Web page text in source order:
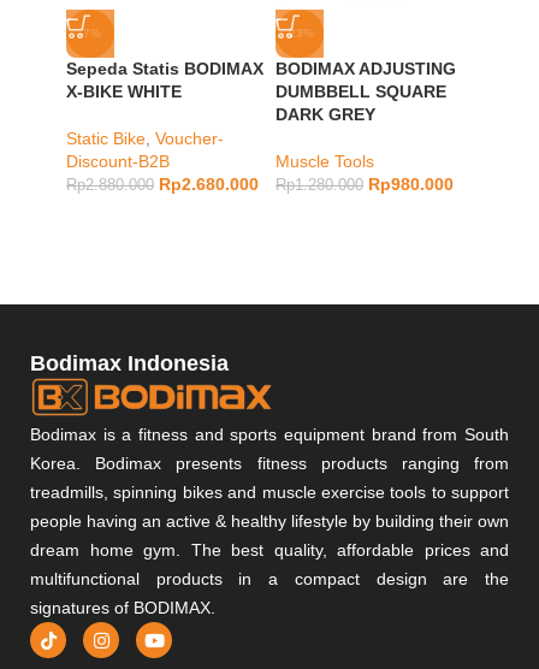
-7%
Sepeda Statis BODIMAX
X-BIKE WHITE
Static Bike Voucher-
Discount-B2B
Rp2.880.000 Rp2.680.000
-23%
BODIMAX ADJUSTING
DUMBBELL SQUARE
DARK GREY
Muscle Tools
Rp1.280.000 Rp980.000
Bodimax Indonesia
Bodimax is a fitness and sports equipment brand from South
Korea. Bodimax presents fitness products ranging from
treadmills, spinning bikes and muscle exercise tools to support
people having an active & healthy lifestyle by building their own
dream home gym. The best quality, affordable prices and
multifunctional products in a compact design are the
signatures of BODIMAX.